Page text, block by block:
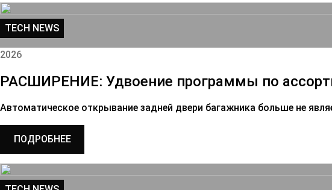
TECH NEWS
2026
РАСШИРЕНИЕ: Удвоение программы по
Автоматическое открывание задней двери багажника больше не
ПОДРОБНЕЕ